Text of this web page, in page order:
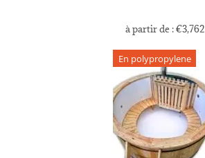
à partir de :€3,762
En polypropylene